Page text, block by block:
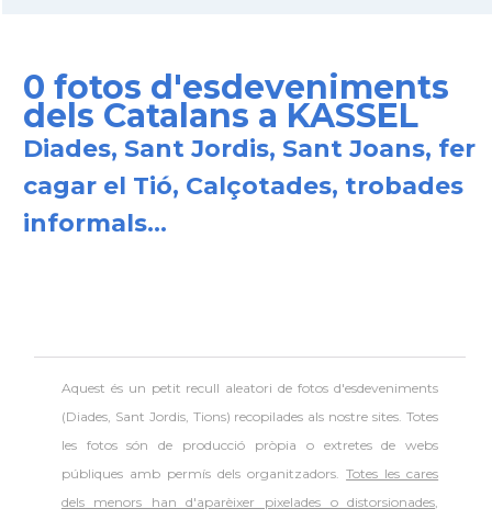
0 fotos d'esdeveniments
dels Catalans a KASSEL
Diades, Sant Jordis, Sant Joans, fer
cagar el Tió, Calçotades, trobades
informals...
Aquest és un petit recull aleatori defotos d'esdeveniments
(Diades, Sant Jordis, Tions) recopilades als nostre sites. Totes
les fotos són de producció pròpia o extretes de webs
públiques amb permís dels organitzadors.Totes les cares
dels menors han d'aparèixer pixelades o distorsionades,